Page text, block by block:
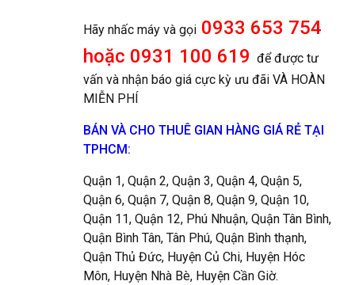
Hãy nhấc máy và gọi 0933 653 754
hoặc 0931 100 619 để được tư
vấn và nhận báo giá cực kỳ ưu đãi VÀ HOÀN
MIỄN PHÍ
BÁN VÀ CHO THUÊ GIAN HÀNG GIÁ RẺ TẠI
TPHCM:
Quận 1, Quận 2, Quận 3, Quận 4, Quận 5,
Quận 6, Quận 7, Quận 8, Quận 9, Quận 10,
Quận 11, Quận 12, Phú Nhuận, Quận Tân Bình,
Quận Bình Tân, Tân Phú, Quận Bình thạnh,
Quận Thủ Đức, Huyện Củ Chi, Huyện Hóc
Môn, Huyện Nhà Bè, Huyện Cần Giờ.